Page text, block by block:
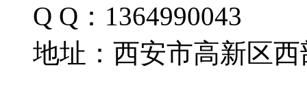
Q Q：1364990043
地址：西安市高新区西